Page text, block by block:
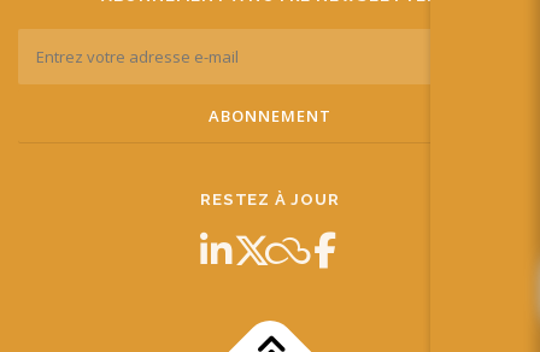
RESTEZ À JOUR